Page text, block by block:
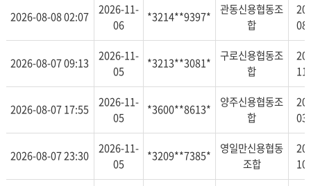
2026-08-08 02:07
2026-11-
06
*3214**9397*
관동신용협동조
합
2026-08-07 09:13
2026-11-
05
*3213**3081*
구로신용협동조
합
2026-08-07 17:55
2026-11-
05
*3600**8613*
양주신용협동조
합
2026-08-07 23:30
2026-11-
05
*3209**7385*
영일만신용협동
조합